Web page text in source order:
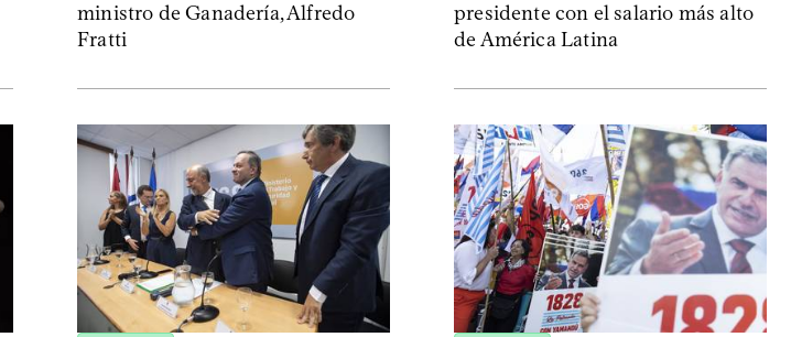
ministro de Ganadería, Alfredo
Fratti
presidente con el salario más alto
de América Latina